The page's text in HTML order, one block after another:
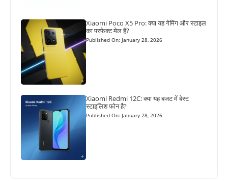
Xiaomi Poco X5 Pro: क्या यह गेमिंग और स्टाइल
का परफेक्ट मेल है?
Published On: January 28, 2026
Xiaomi Redmi 12C: क्या यह बजट में बेस्ट
स्टाइलिश फोन है?
Published On: January 28, 2026